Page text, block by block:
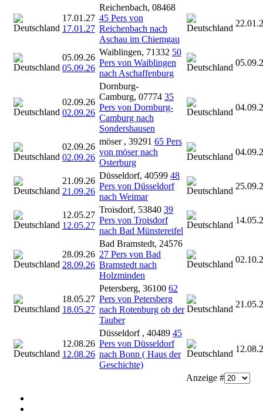
Anzeige #
17.01.27
17.01.27
Reichenbach, 08468
45 Pers von
Reichenbach nach
Aschau im Chiemgau
05.09.26
05.09.26
Waiblingen, 71332 50
Pers von Waiblingen
nach Aschaffenburg
02.09.26
02.09.26
Dornburg-
Camburg, 07774 35
Pers von Dornburg-
Camburg nach
Sondershausen
02.09.26
02.09.26
möser , 39291 65 Pers
von möser nach
Osterburg
21.09.26
21.09.26
Düsseldorf, 40599 48
Pers von Düsseldorf
nach Weimar
12.05.27
12.05.27
Troisdorf, 53840 39
Pers von Troisdorf
nach Bad Münstereifel
28.09.26
28.09.26
Bad Bramstedt, 24576
27 Pers von Bad
Bramstedt nach
Holzminden
18.05.27
18.05.27
Petersberg, 36100 62
Pers von Petersberg
nach Rotenburg ob der
Tauber
12.08.26
12.08.26
Düsseldorf , 40489 45
Pers von Düsseldorf
nach Bonn ( Haus der
Geschichte)